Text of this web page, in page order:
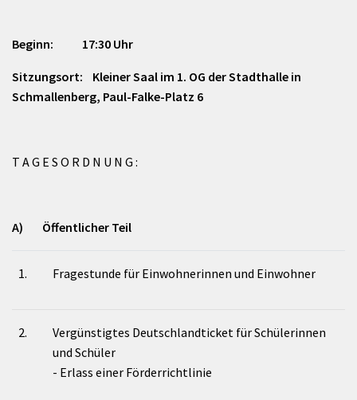
Beginn: 17:30 Uhr
Sitzungsort: Kleiner Saal im 1. OG der Stadthalle in
Schmallenberg, Paul-Falke-Platz 6
T A G E S O R D N U N G :
A) Öffentlicher Teil
1. Fragestunde für Einwohnerinnen und Einwohner
2.
Vergünstigtes Deutschlandticket für Schülerinnen
und Schüler
- Erlass einer Förderrichtlinie